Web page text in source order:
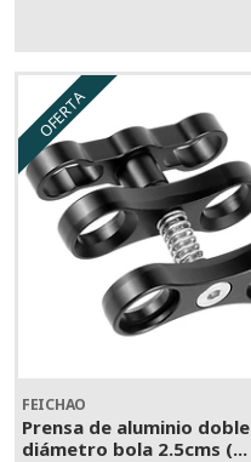
OFERTA
FEICHAO
Prensa de aluminio doble
diámetro bola 2.5cms (...